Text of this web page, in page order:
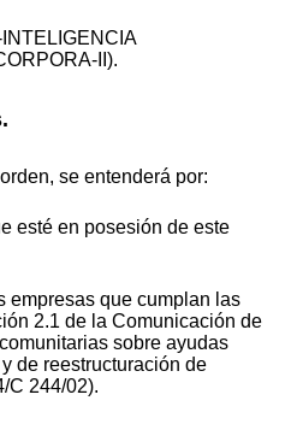
II).
se entenderá por:
esté en posesión de este
empresas que cumplan las
2.1 de la Comunicación de
sobre ayudas
de reestructuración de
C 244/02).